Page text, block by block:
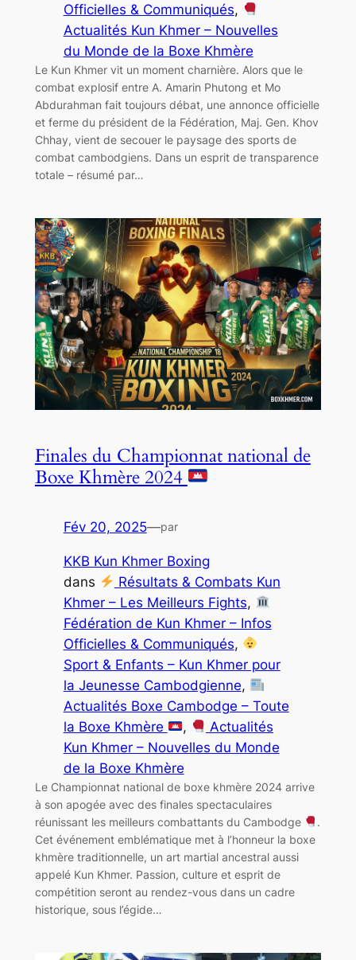
Officielles & Communiqués,
Actualités Kun Khmer – Nouvelles
du Monde de la Boxe Khmère
Le Kun Khmer vit un moment charnière. Alors que le
combat explosif entre A. Amarin Phutong et Mo
Abdurahman fait toujours débat, une annonce officielle
et ferme du président de la Fédération, Maj. Gen. Khov
Chhay, vient de secouer le paysage des sports de
combat cambodgiens. Dans un esprit de transparence
totale – résumé par…
Finales du Championnat national de
Boxe Khmère 2024
Fév 20, 2025—par
KKB Kun Khmer Boxing
dans
Résultats & Combats Kun
Khmer – Les Meilleurs Fights,
Fédération de Kun Khmer – Infos
Officielles & Communiqués,
Sport & Enfants – Kun Khmer pour
la Jeunesse Cambodgienne,
Actualités Boxe Cambodge – Toute
la Boxe Khmère
,
Actualités
Kun Khmer – Nouvelles du Monde
de la Boxe Khmère
Le Championnat national de boxe khmère 2024 arrive
à son apogée avec des finales spectaculaires
réunissant les meilleurs combattants du Cambodge
.
Cet événement emblématique met à l’honneur la boxe
khmère traditionnelle, un art martial ancestral aussi
appelé Kun Khmer. Passion, culture et esprit de
compétition seront au rendez-vous dans un cadre
historique, sous l’égide…